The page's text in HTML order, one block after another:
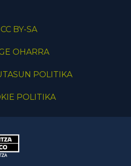
CC BY-SA
OHARRA
POLITIKA
POLITIKA